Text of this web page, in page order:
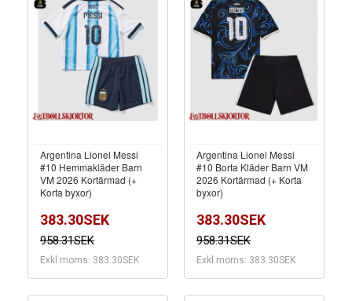
Argentina Lionel Messi
#10 Hemmakläder Barn
VM 2026 Kortärmad (+
Korta byxor)
383.30SEK
958.31SEK
Exkl moms: 383.30SEK
Argentina Lionel Messi
#10 Borta Kläder Barn VM
2026 Kortärmad (+ Korta
byxor)
383.30SEK
958.31SEK
Exkl moms: 383.30SEK